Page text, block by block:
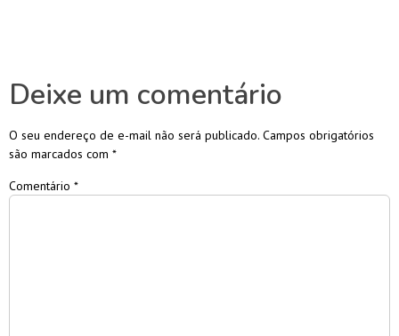
Deixe um comentário
O seu endereço de e-mail não será publicado. Campos obrigatórios
são marcados com *
Comentário *